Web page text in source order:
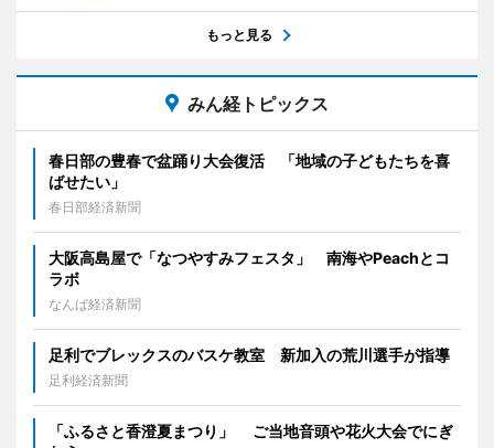
もっと見る
みん経トピックス
春日部の豊春で盆踊り大会復活 「地域の子どもたちを喜
ばせたい」
春日部経済新聞
大阪高島屋で「なつやすみフェスタ」 南海やPeachとコ
ラボ
なんば経済新聞
足利でブレックスのバスケ教室 新加入の荒川選手が指導
足利経済新聞
「ふるさと香澄夏まつり」 ご当地音頭や花火大会でにぎ